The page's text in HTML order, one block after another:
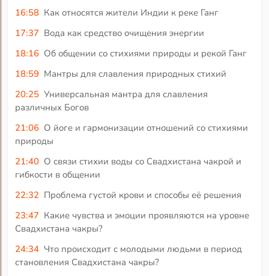
16:58 Как относятся жители Индии к реке Ганг
17:37 Вода как средство очищения энергии
18:16 Об общении со стихиями природы и рекой Ганг
18:59 Мантры для славления природных стихий
20:25 Универсальная мантра для славления
различных Богов
21:06 О йоге и гармонизации отношений со стихиями
природы
21:40 О связи стихии воды со Свадхистана чакрой и
гибкости в общении
22:32 Проблема густой крови и способы её решения
23:47 Какие чувства и эмоции проявляются на уровне
Свадхистана чакры?
24:34 Что происходит с молодыми людьми в период
становления Свадхистана чакры?